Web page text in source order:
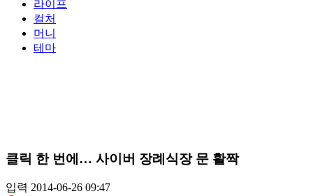
라이프
컬처
머니
테마
클릭 한 번에… 사이버 장례식장 문 활짝
입력 2014-06-26 09:47